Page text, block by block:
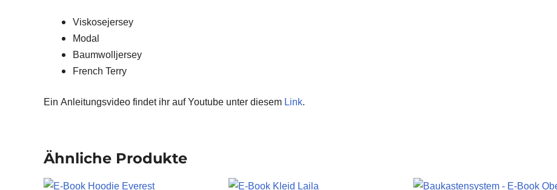
Viskosejersey
Modal
Baumwolljersey
French Terry
Ein Anleitungsvideo findet ihr auf Youtube unter diesem Link.
Ähnliche Produkte